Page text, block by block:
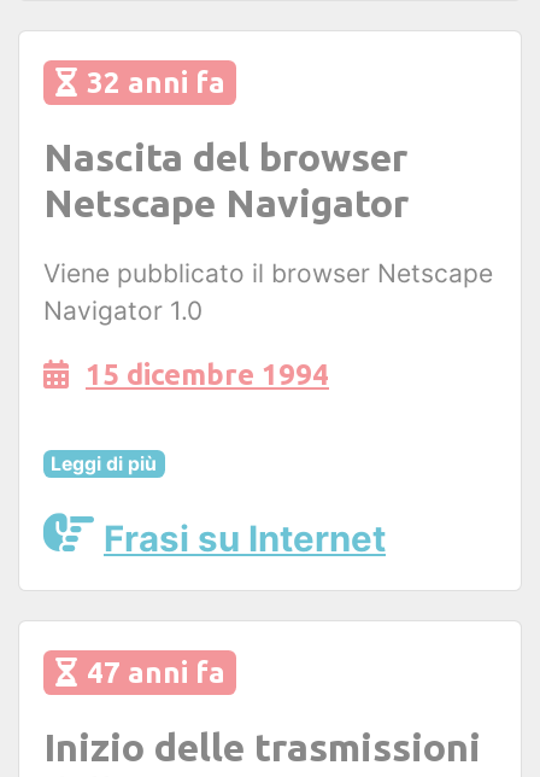
32 anni fa
Nascita del browser
Netscape Navigator
Viene pubblicato il browser Netscape
Navigator 1.0
15 dicembre 1994
Leggi di più
Frasi su Internet
47 anni fa
Inizio delle trasmissioni